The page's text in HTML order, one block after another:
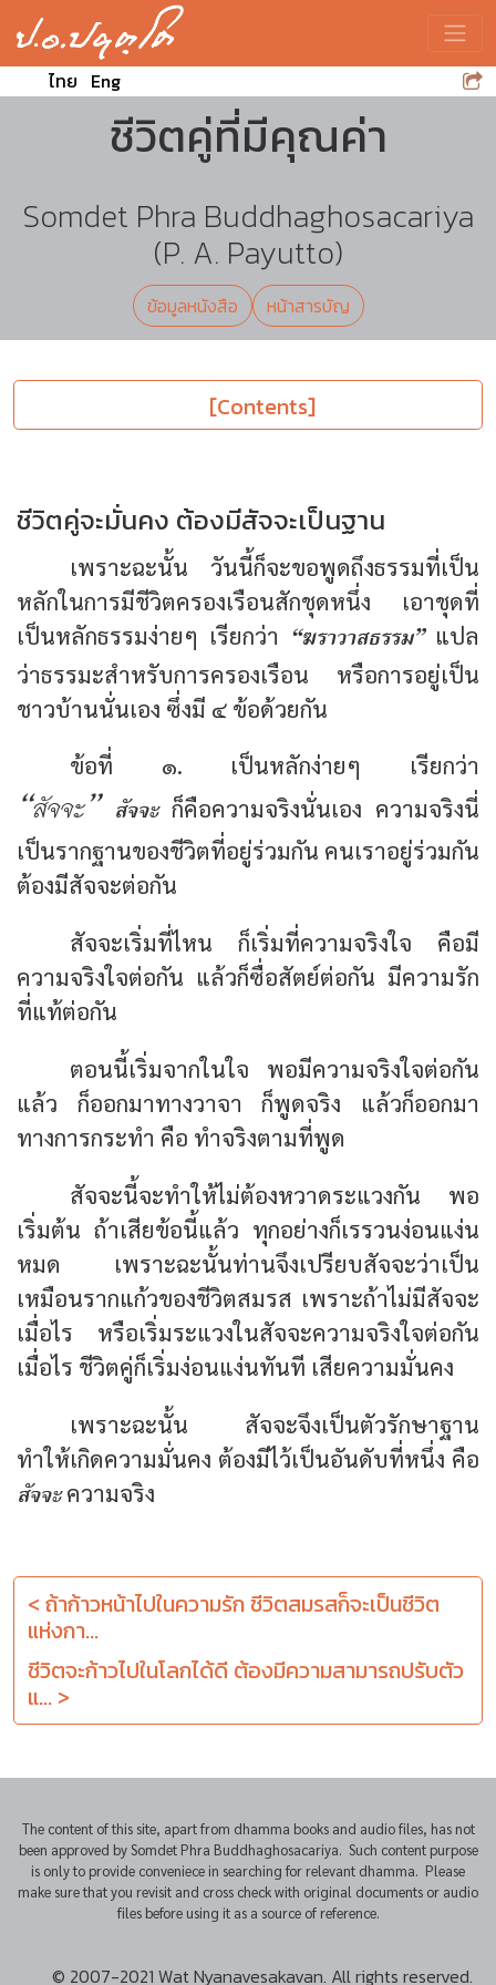
ไทย Eng
ชีวิตคู่ที่มีคุณค่า
Somdet Phra Buddhaghosacariya
(P. A. Payutto)
ข้อมูลหนังสือ หน้าสารบัญ
[Contents]
ชีวิตคู่จะมั่นคง ต้องมีสัจจะเป็นฐาน
เพราะฉะนั้น วันนี้ก็จะขอพูดถึงธรรมที่เป็น
หลักในการมีชีวิตครองเรือนสักชุดหนึ่ง เอาชุดที่
เป็นหลักธรรมง่ายๆ เรียกว่า “ฆราวาสธรรม”แปล
ว่าธรรมะสำหรับการครองเรือน หรือการอยู่เป็น
ชาวบ้านนั่นเอง ซึ่งมี ๔ ข้อด้วยกัน
ข้อที่ ๑. เป็นหลักง่ายๆ เรียกว่า
“สัจจะ” สัจจะก็คือความจริงนั่นเอง ความจริงนี่
เป็นรากฐานของชีวิตที่อยู่ร่วมกัน คนเราอยู่ร่วมกัน
ต้องมีสัจจะต่อกัน
สัจจะเริ่มที่ไหน ก็เริ่มที่ความจริงใจ คือมี
ความจริงใจต่อกัน แล้วก็ซื่อสัตย์ต่อกัน มีความรัก
ที่แท้ต่อกัน
ตอนนี้เริ่มจากในใจ พอมีความจริงใจต่อกัน
แล้ว ก็ออกมาทางวาจา ก็พูดจริง แล้วก็ออกมา
ทางการกระทำ คือ ทำจริงตามที่พูด
สัจจะนี้จะทำให้ไม่ต้องหวาดระแวงกัน พอ
เริ่มต้น ถ้าเสียข้อนี้แล้ว ทุกอย่างก็เรรวนง่อนแง่น
หมด เพราะฉะนั้นท่านจึงเปรียบสัจจะว่าเป็น
เหมือนรากแก้วของชีวิตสมรส เพราะถ้าไม่มีสัจจะ
เมื่อไร หรือเริ่มระแวงในสัจจะความจริงใจต่อกัน
เมื่อไร ชีวิตคู่ก็เริ่มง่อนแง่นทันที เสียความมั่นคง
เพราะฉะนั้น สัจจะจึงเป็นตัวรักษาฐาน
ทำให้เกิดความมั่นคง ต้องมีไว้เป็นอันดับที่หนึ่ง คือ
สัจจะความจริง
< ถ้าก้าวหน้าไปในความรัก ชีวิตสมรสก็จะเป็นชีวิต
แห่งกา...
ชีวิตจะก้าวไปในโลกได้ดี ต้องมีความสามารถปรับตัว
แ... >
The content of this site, apart from dhamma books and audio files, has not
been approved by Somdet Phra Buddhaghosacariya. Such content purpose
is only to provide conveniece in searching for relevant dhamma. Please
make sure that you revisit and cross check with original documents or audio
files before using it as a source of reference.
© 2007-2021 Wat Nyanavesakavan. All rights reserved.